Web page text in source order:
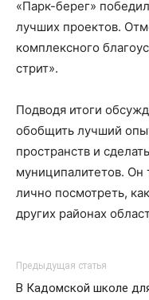
«Парк-берег»
лучших проектов.
комплексного
стрит».
Подводя итоги
обобщить лучший
пространств и
муниципалитетов. Он
лично посмотреть,
других районах
Предыдущая статья
В Кадомской школе